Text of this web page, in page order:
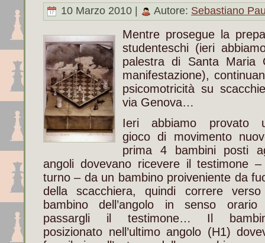
10 Marzo 2010 | Autore: Sebastiano
Mentre prosegue la
studenteschi (ieri
palestra di Santa Maria
manifestazione),
psicomotricità su
via Genova…
Ieri abbiamo provato
gioco di movimento
prima 4 bambini posti
angoli dovevano ricevere il testimone
turno – da un bambino proiveniente da
della scacchiera, quindi correre
bambino dell’angolo in senso
passargli il testimone… Il
posizionato nell’ultimo angolo (H1)